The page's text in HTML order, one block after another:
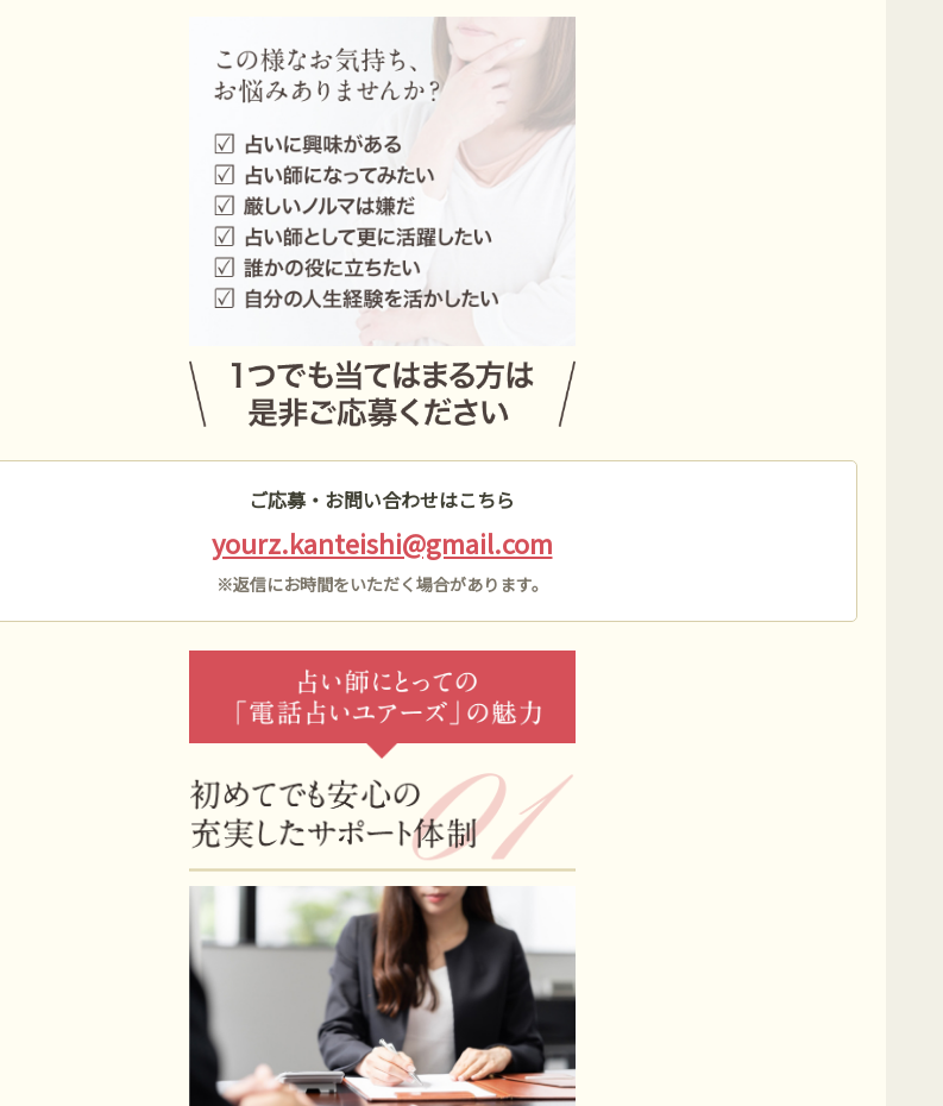
ご応募・お問い合わせはこちら
yourz.kanteishi@gmail.com
※返信にお時間をいただく場合があります。